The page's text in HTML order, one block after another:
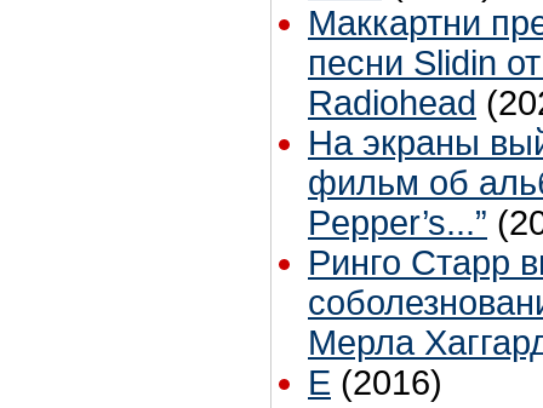
Маккартни
песни Slidin
Radiohead
На экраны
фильм об
Pepper’s...”
Ринго Старр
Мерла
E (2016)